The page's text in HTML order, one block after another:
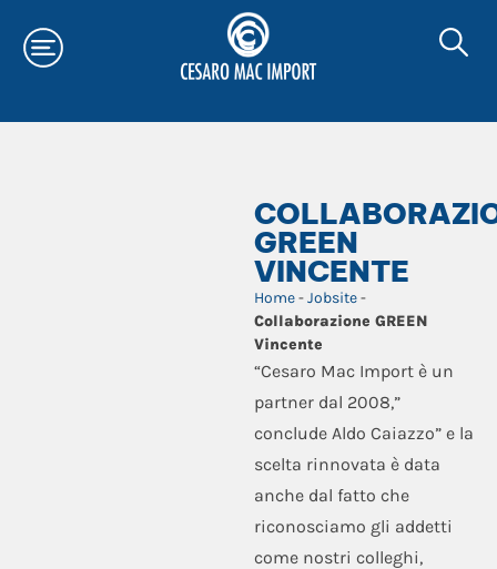
GREEN
VINCENTE
Home-Jobsite-
Collaborazione GREEN
Vincente
“Cesaro Mac Import è un
partner dal 2008,”
conclude Aldo Caiazzo” e la
scelta rinnovata è data
anche dal fatto che
riconosciamo gli addetti
come nostri colleghi,